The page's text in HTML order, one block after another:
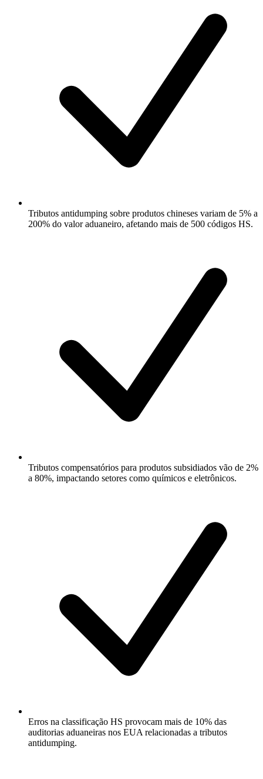
Tributos antidumping sobre produtos chineses variam de 5% a
200% do valor aduaneiro, afetando mais de 500 códigos HS.
Tributos compensatórios para produtos subsidiados vão de 2%
a 80%, impactando setores como químicos e eletrônicos.
Erros na classificação HS provocam mais de 10% das
auditorias aduaneiras nos EUA relacionadas a tributos
antidumping.